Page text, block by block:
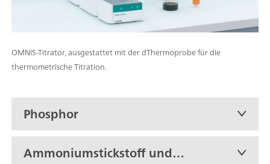
OMNIS-Titrator, ausgestattet mit der dThermoprobe für die
thermometrische Titration.
Phosphor
Ammoniumstickstoff und